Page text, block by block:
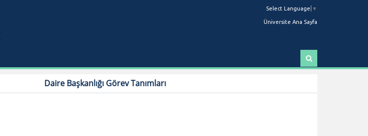
Select Language ▼
Üniversite Ana Sayfa
r
Daire Başkanlığı Görev Tanımları